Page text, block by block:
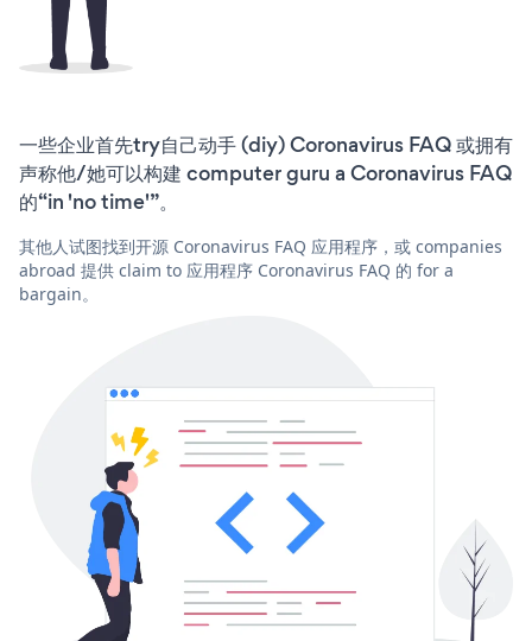
一些企业首先try自己动手 (diy) Coronavirus FAQ 或拥有
声称他/她可以构建 computer guru a Coronavirus FAQ
的“in 'no time'”。
其他人试图找到开源 Coronavirus FAQ 应用程序，或 companies
abroad 提供 claim to 应用程序 Coronavirus FAQ 的 for a
bargain。